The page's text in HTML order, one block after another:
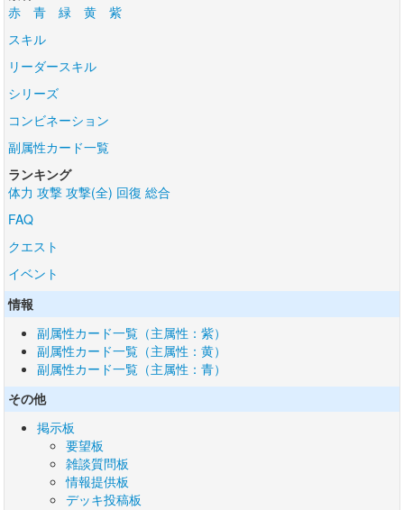
赤
青 緑 黄
紫
スキル
リーダースキル
シリーズ
コンビネーション
副属性カード一覧
ランキング
体力 攻撃 攻撃(全) 回復 総合
FAQ
クエスト
イベント
情報
副属性カード一覧（主属性：紫）
副属性カード一覧（主属性：黄）
副属性カード一覧（主属性：青）
その他
掲示板
要望板
雑談質問板
情報提供板
デッキ投稿板